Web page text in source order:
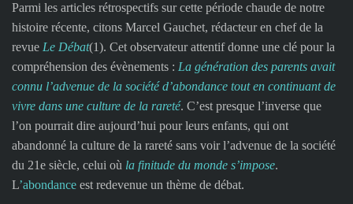
Parmi les articles rétrospectifs sur cette période chaude de notre
histoire récente, citons Marcel Gauchet, rédacteur en chef de la
revue Le Débat(1). Cet observateur attentif donne une clé pour la
compréhension des évènements : La génération des parents avait
connu l’advenue de la société d’abondance tout en continuant de
vivre dans une culture de la rareté. C’est presque l’inverse que
l’on pourrait dire aujourd’hui pour leurs enfants, qui ont
abandonné la culture de la rareté sans voir l’advenue de la société
du 21e siècle, celui où la finitude du monde s’impose.
L’abondance est redevenue un thème de débat.